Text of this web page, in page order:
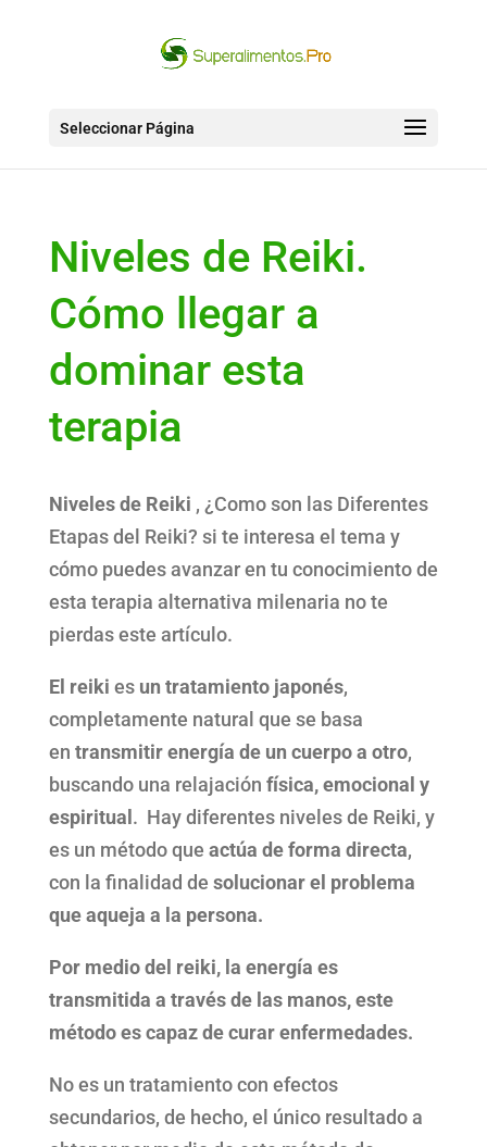
Seleccionar Página
Niveles de Reiki.
Cómo llegar a
dominar esta
terapia
Niveles de Reiki , ¿Como son las Diferentes
Etapas del Reiki? si te interesa el tema y
cómo puedes avanzar en tu conocimiento de
esta terapia alternativa milenaria no te
pierdas este artículo.
El reiki es un tratamiento japonés,
completamente natural que se basa
en transmitir energía de un cuerpo a otro,
buscando una relajación física, emocional y
espiritual . Hay diferentes niveles de Reiki, y
es un método que actúa de forma directa,
con la finalidad de solucionar el problema
que aqueja a la persona.
Por medio del reiki, la energía es
transmitida a través de las manos, este
método es capaz de curar enfermedades.
No es un tratamiento con efectos
secundarios, de hecho, el único resultado a